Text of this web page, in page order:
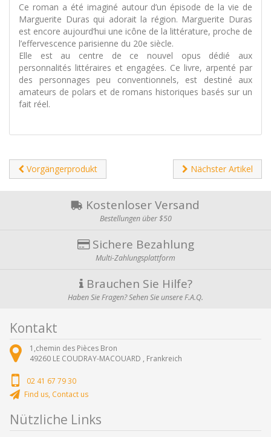
Ce roman a été imaginé autour d’un épisode de la vie de
Marguerite Duras qui adorait la région. Marguerite Duras
est encore aujourd’hui une icône de la littérature, proche de
l’effervescence parisienne du 20e siècle.
Elle est au centre de ce nouvel opus dédié aux
personnalités littéraires et engagées. Ce livre, arpenté par
des personnages peu conventionnels, est destiné aux
amateurs de polars et de romans historiques basés sur un
fait réel.
Vorgängerprodukt Nächster Artikel
Kostenloser Versand
Bestellungen über $50
Sichere Bezahlung
Multi-Zahlungsplattform
Brauchen Sie Hilfe?
Haben Sie Fragen? Sehen Sie unsere F.A.Q.
Kontakt
1,chemin des Pièces Bron
49260 LE COUDRAY-MACOUARD , Frankreich
02 41 67 79 30
Find us, Contact us
Nützliche Links